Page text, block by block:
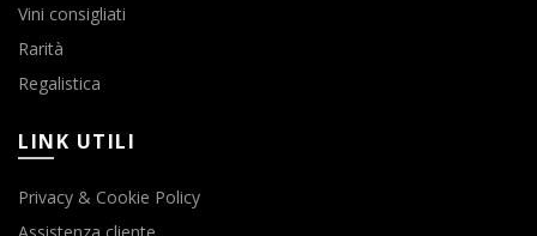
Vini consigliati
Rarità
Regalistica
LINK UTILI
Privacy & Cookie Policy